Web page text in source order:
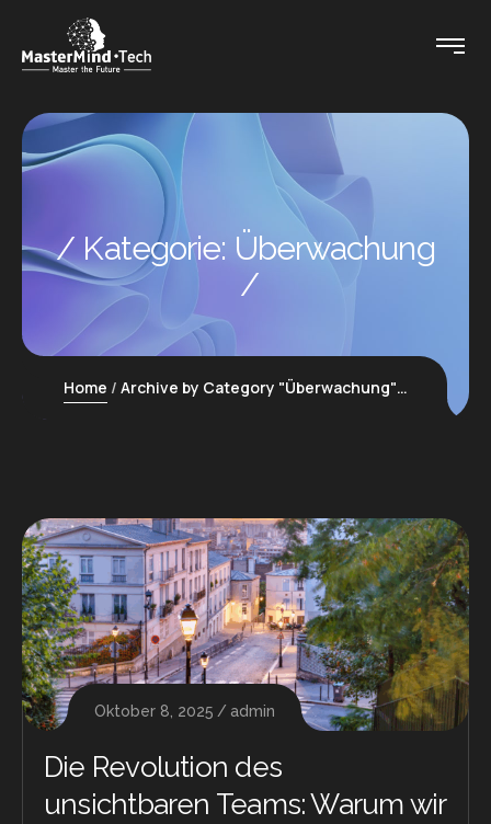
Kategorie: Überwachung
Home Archive by Category "Überwachung" Page 2
Oktober 8, 2025 admin
Die Revolution des
unsichtbaren Teams: Warum wir